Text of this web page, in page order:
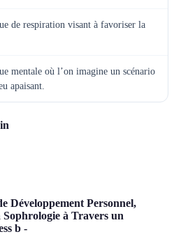
de respiration visant à favoriser la
mentale où l’on imagine un scénario
apaisant.
Développement Personnel,
à Travers un
b -